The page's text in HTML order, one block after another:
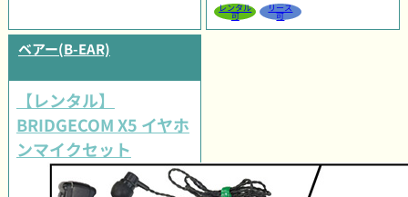
レンタル
可
リース
可
ベアー(B-EAR)
【レンタル】
BRIDGECOM X5 イヤホ
ンマイクセット